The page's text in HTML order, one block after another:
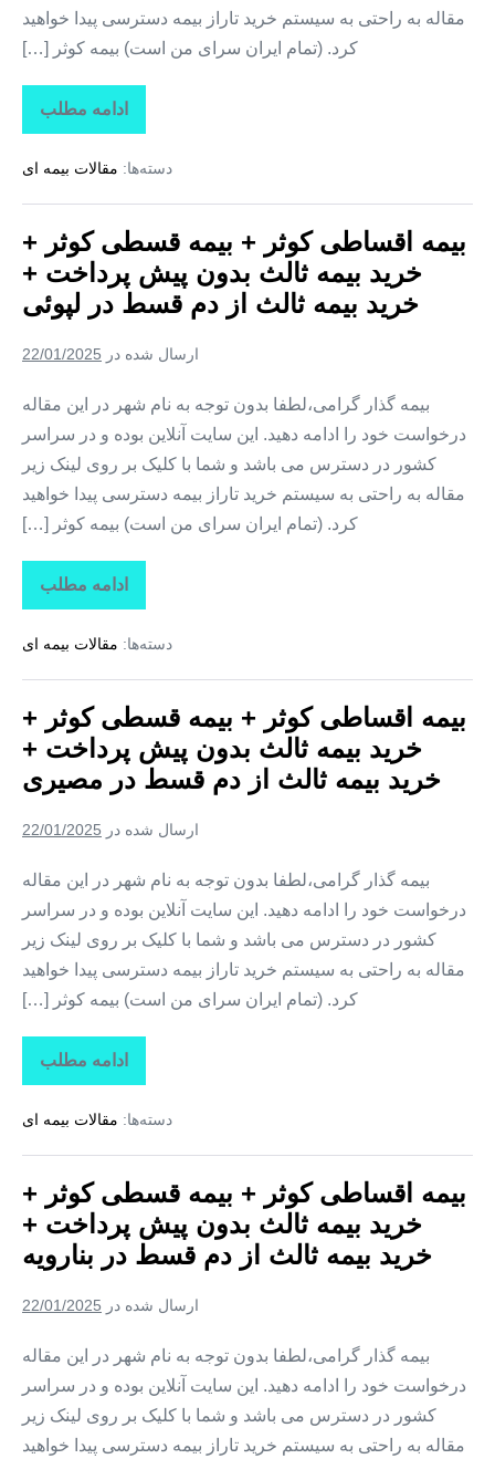
در
کارزین
مقاله به راحتی به سیستم خرید تاراز بیمه دسترسی پیدا خواهید
کرد. (تمام ایران سرای من است) بیمه کوثر […]
ادامه مطلب
بیمه
اقساطی
+
قسطی
+
خرید
بیمه
ثالث
بدون
پرداخت
+
بیمه
ثالث
از
دم
قسط
در
شهرپیر
دسته‌ها: مقالات بیمه ای
بیمه اقساطی کوثر + بیمه قسطی کوثر +
خرید بیمه ثالث بدون پیش پرداخت +
خرید بیمه ثالث از دم قسط در لپوئی
ارسال شده در 22/01/2025
بیمه گذار گرامی،لطفا بدون توجه به نام شهر در این مقاله
درخواست خود را ادامه دهید. این سایت آنلاین بوده و در سراسر
کشور در دسترس می باشد و شما با کلیک بر روی لینک زیر
مقاله به راحتی به سیستم خرید تاراز بیمه دسترسی پیدا خواهید
کرد. (تمام ایران سرای من است) بیمه کوثر […]
ادامه مطلب
بیمه
اقساطی
+
قسطی
+
خرید
بیمه
بدون
پرداخت
+
بیمه
ثالث
از
دم
قسط
در
لپوئی
دسته‌ها: مقالات بیمه ای
بیمه اقساطی کوثر + بیمه قسطی کوثر +
خرید بیمه ثالث بدون پیش پرداخت +
خرید بیمه ثالث از دم قسط در مصیری
ارسال شده در 22/01/2025
بیمه گذار گرامی،لطفا بدون توجه به نام شهر در این مقاله
درخواست خود را ادامه دهید. این سایت آنلاین بوده و در سراسر
کشور در دسترس می باشد و شما با کلیک بر روی لینک زیر
مقاله به راحتی به سیستم خرید تاراز بیمه دسترسی پیدا خواهید
کرد. (تمام ایران سرای من است) بیمه کوثر […]
ادامه مطلب
بیمه
اقساطی
+
قسطی
+
خرید
بیمه
ثالث
بدون
پرداخت
+
بیمه
ثالث
از
دم
قسط
در
دسته‌ها: مقالات بیمه ای
بیمه اقساطی کوثر + بیمه قسطی کوثر +
خرید بیمه ثالث بدون پیش پرداخت +
خرید بیمه ثالث از دم قسط در بنارویه
ارسال شده در 22/01/2025
بیمه گذار گرامی،لطفا بدون توجه به نام شهر در این مقاله
درخواست خود را ادامه دهید. این سایت آنلاین بوده و در سراسر
کشور در دسترس می باشد و شما با کلیک بر روی لینک زیر
مقاله به راحتی به سیستم خرید تاراز بیمه دسترسی پیدا خواهید